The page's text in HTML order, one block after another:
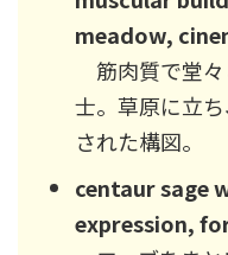
meadow,
筋肉質で堂々
士。草原に立
された構図。
centaur sage
expression,